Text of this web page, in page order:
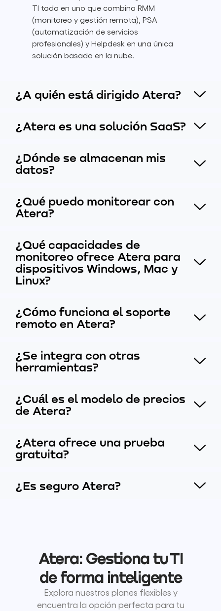
TI todo en uno que combina RMM
(monitoreo y gestión remota), PSA
(automatización de servicios
profesionales) y Helpdesk en una única
solución basada en la nube.
¿A quién está dirigido Atera?
¿Atera es una solución SaaS?
¿Dónde se almacenan mis
datos?
¿Qué puedo monitorear con
Atera?
¿Qué capacidades de
monitoreo ofrece Atera para
dispositivos Windows, Mac y
Linux?
¿Cómo funciona el soporte
remoto en Atera?
¿Se integra con otras
herramientas?
¿Cuál es el modelo de precios
de Atera?
¿Atera ofrece una prueba
gratuita?
¿Es seguro Atera?
Atera: Gestiona tu TI
de forma inteligente
Explora nuestros planes flexibles y
encuentra la opción perfecta para tu